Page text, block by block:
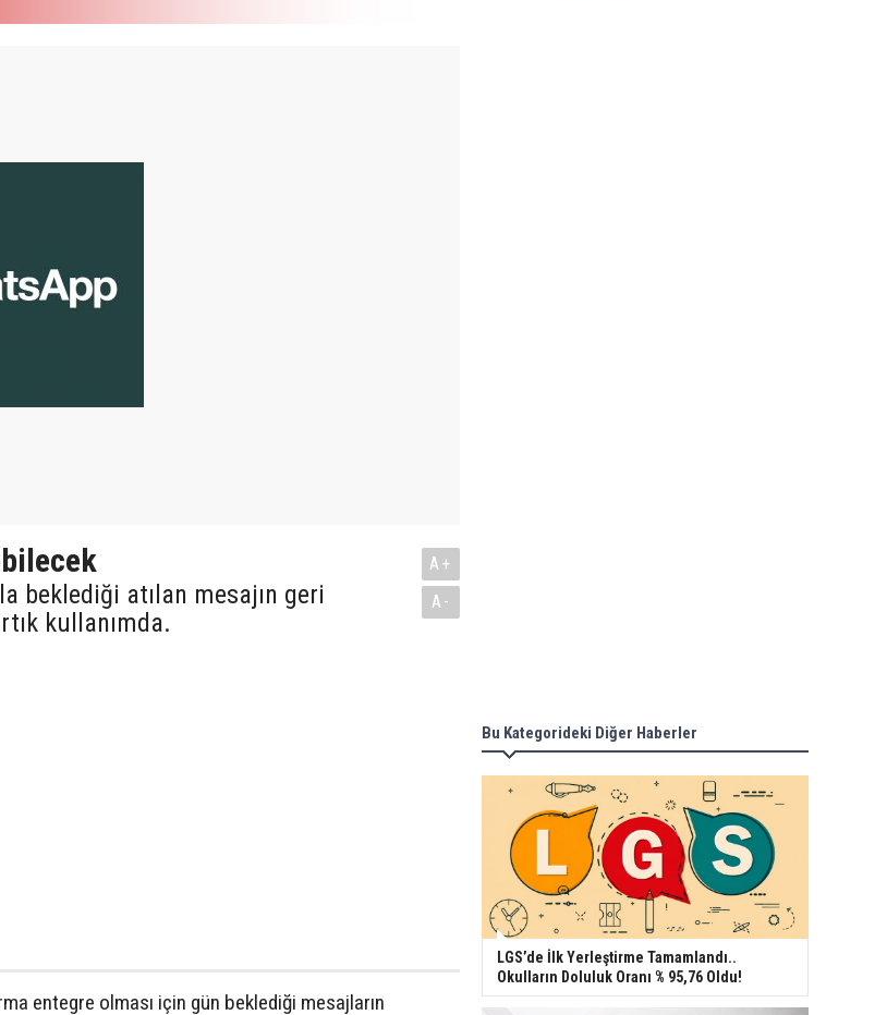
beklediği atılan mesajın geri
kullanımda.
A+
A-
entegre olması için gün beklediği mesajların
Bu Kategorideki Diğer Haberler
LGS’de İlk Yerleştirme Tamamlandı..
Okulların Doluluk Oranı % 95,76 Oldu!